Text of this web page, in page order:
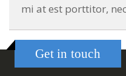
mi at est porttitor,
Get in touch